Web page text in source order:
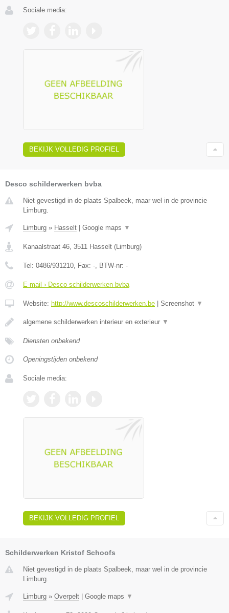
Sociale media:
BEKIJK VOLLEDIG PROFIEL
Desco schilderwerken bvba
Niet gevestigd in de plaats Spalbeek, maar wel in de provincie
Limburg.
Limburg » Hasselt Google maps ▼
Kanaalstraat 46, 3511 Hasselt (Limburg)
Tel: 0486/931210, Fax: -, BTW-nr: -
E-mail › Desco schilderwerken bvba
Website: http://www.descoschilderwerken.be Screenshot ▼
algemene schilderwerken interieur en exterieur ▼
Diensten onbekend
Openingstijden onbekend
Sociale media:
BEKIJK VOLLEDIG PROFIEL
Schilderwerken Kristof Schoofs
Niet gevestigd in de plaats Spalbeek, maar wel in de provincie
Limburg.
Limburg » Overpelt Google maps ▼